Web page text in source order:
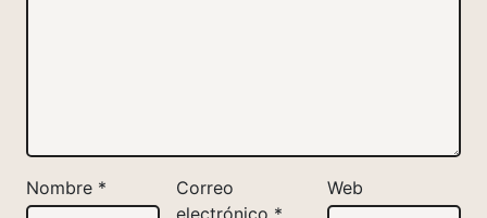
Nombre *
Correo
electrónico *
Web